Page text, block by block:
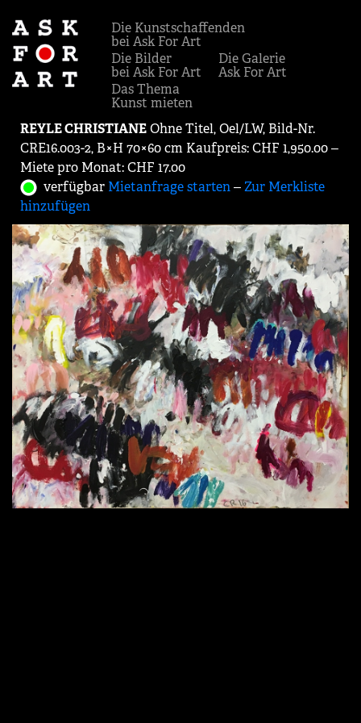
Die Kunstschaffenden
bei Ask For Art
Die Bilder
bei Ask For Art
Die Galerie
Ask For Art
Das Thema
Kunst mieten
REYLE CHRISTIANEOhne Titel, Oel/LW, Bild-Nr.
CRE16.003-2, B×H 70×60 cm Kaufpreis: CHF 1,950.00 ‒
Miete pro Monat: CHF 17.00
verfügbar Mietanfrage starten‒Zur Merkliste
hinzufügen